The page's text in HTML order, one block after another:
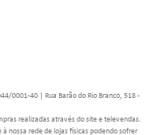
0001-40 | Rua Barão do Rio Branco, 518 -
realizadas através do site e televendas.
nossa rede de lojas físicas podendo sofrer